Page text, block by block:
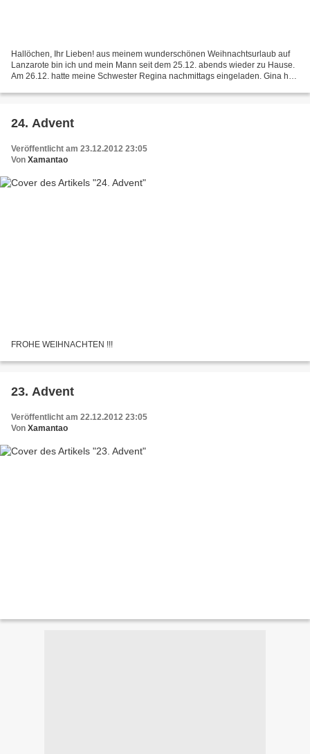
Hallöchen, Ihr Lieben! aus meinem wunderschönen Weihnachtsurlaub auf
Lanzarote bin ich und mein Mann seit dem 25.12. abends wieder zu Hause.
Am 26.12. hatte meine Schwester Regina nachmittags eingeladen. Gina hat
24. Advent
Veröffentlicht am 23.12.2012 23:05
Von Xamantao
FROHE WEIHNACHTEN !!!
23. Advent
Veröffentlicht am 22.12.2012 23:05
Von Xamantao